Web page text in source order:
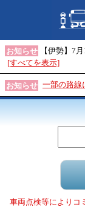
お知らせ
【伊勢】7
[すべてを表示]
お知らせ 一部の路線
車両点検等によりコ